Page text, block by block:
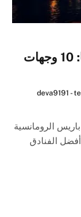
أفضل وجهات شهر العسل في أوروبا: 10 وجهات
@deva9191
الرومانسية
الفنادق